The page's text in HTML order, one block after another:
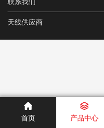
天线供应商
首页 产品中心